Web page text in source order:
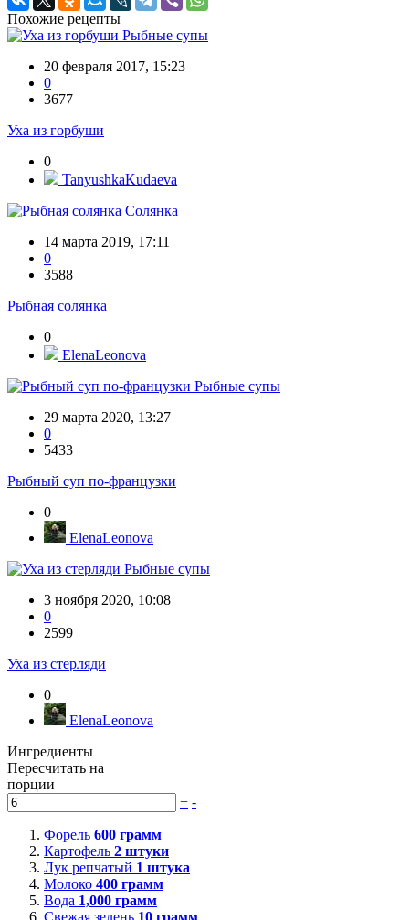
Похожие рецепты
Рыбные супы
20 февраля 2017, 15:23
0
3677
Уха из горбуши
0
TanyushkaKudaeva
Солянка
14 марта 2019, 17:11
0
3588
Рыбная солянка
0
ElenaLeonova
Рыбные супы
29 марта 2020, 13:27
0
5433
Рыбный суп по-французки
0
ElenaLeonova
Рыбные супы
3 ноября 2020, 10:08
0
2599
Уха из стерляди
0
ElenaLeonova
Ингредиенты
Пересчитать на
порции
+ -
Форель 600 грамм
Картофель 2 штуки
Лук репчатый 1 штука
Молоко 400 грамм
Вода 1,000 грамм